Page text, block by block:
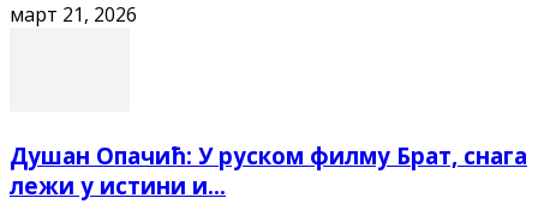
март 21, 2026
Душан Опачић: У руском филму Брат, снага
лежи у истини и...